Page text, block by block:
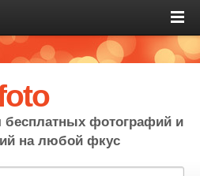
бесплатных фотографий и
на любой фкус